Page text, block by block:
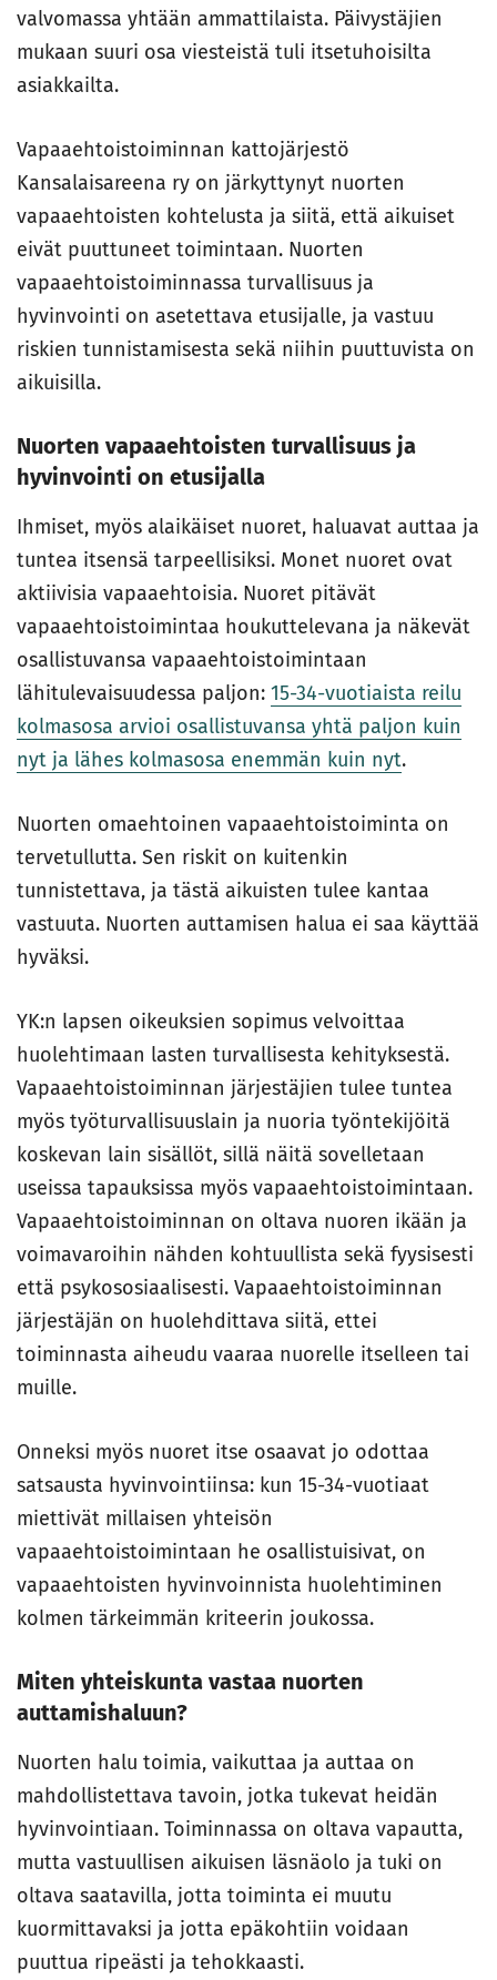
valvomassa yhtään ammattilaista. Päivystäjien
mukaan suuri osa viesteistä tuli itsetuhoisilta
asiakkailta.
Vapaaehtoistoiminnan kattojärjestö
Kansalaisareena ry on järkyttynyt nuorten
vapaaehtoisten kohtelusta ja siitä, että aikuiset
eivät puuttuneet toimintaan. Nuorten
vapaaehtoistoiminnassa turvallisuus ja
hyvinvointi on asetettava etusijalle, ja vastuu
riskien tunnistamisesta sekä niihin puuttuvista on
aikuisilla.
Nuorten vapaaehtoisten turvallisuus ja
hyvinvointi on etusijalla
Ihmiset, myös alaikäiset nuoret, haluavat auttaa ja
tuntea itsensä tarpeellisiksi. Monet nuoret ovat
aktiivisia vapaaehtoisia. Nuoret pitävät
vapaaehtoistoimintaa houkuttelevana ja näkevät
osallistuvansa vapaaehtoistoimintaan
lähitulevaisuudessa paljon: 15-34-vuotiaista reilu
kolmasosa arvioi osallistuvansa yhtä paljon kuin
nyt ja lähes kolmasosa enemmän kuin nyt.
Nuorten omaehtoinen vapaaehtoistoiminta on
tervetullutta. Sen riskit on kuitenkin
tunnistettava, ja tästä aikuisten tulee kantaa
vastuuta. Nuorten auttamisen halua ei saa käyttää
hyväksi.
YK:n lapsen oikeuksien sopimus velvoittaa
huolehtimaan lasten turvallisesta kehityksestä.
Vapaaehtoistoiminnan järjestäjien tulee tuntea
myös työturvallisuuslain ja nuoria työntekijöitä
koskevan lain sisällöt, sillä näitä sovelletaan
useissa tapauksissa myös vapaaehtoistoimintaan.
Vapaaehtoistoiminnan on oltava nuoren ikään ja
voimavaroihin nähden kohtuullista sekä fyysisesti
että psykososiaalisesti. Vapaaehtoistoiminnan
järjestäjän on huolehdittava siitä, ettei
toiminnasta aiheudu vaaraa nuorelle itselleen tai
muille.
Onneksi myös nuoret itse osaavat jo odottaa
satsausta hyvinvointiinsa: kun 15-34-vuotiaat
miettivät millaisen yhteisön
vapaaehtoistoimintaan he osallistuisivat, on
vapaaehtoisten hyvinvoinnista huolehtiminen
kolmen tärkeimmän kriteerin joukossa.
Miten yhteiskunta vastaa nuorten
auttamishaluun?
Nuorten halu toimia, vaikuttaa ja auttaa on
mahdollistettava tavoin, jotka tukevat heidän
hyvinvointiaan. Toiminnassa on oltava vapautta,
mutta vastuullisen aikuisen läsnäolo ja tuki on
oltava saatavilla, jotta toiminta ei muutu
kuormittavaksi ja jotta epäkohtiin voidaan
puuttua ripeästi ja tehokkaasti.